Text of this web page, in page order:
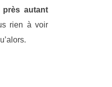
près autant
rien à voir